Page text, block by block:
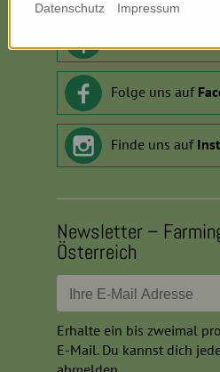
Folge uns auf
Finde uns auf
Newsletter –
Österreich
Erhalte ein bis zweimal
E-Mail. Du kannst dich
Datenschutz Impressum